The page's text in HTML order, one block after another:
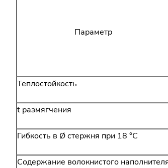
Параметр
Теплостойкость
t размягчения
Гибкость в Ø стержня при 18 °C
Содержание волокнистого